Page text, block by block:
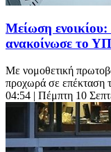
Μείωση
ανακοίνωσε το
Με νομοθετική
προχωρά σε επέκταση
04:54 | Πέμπτη 10